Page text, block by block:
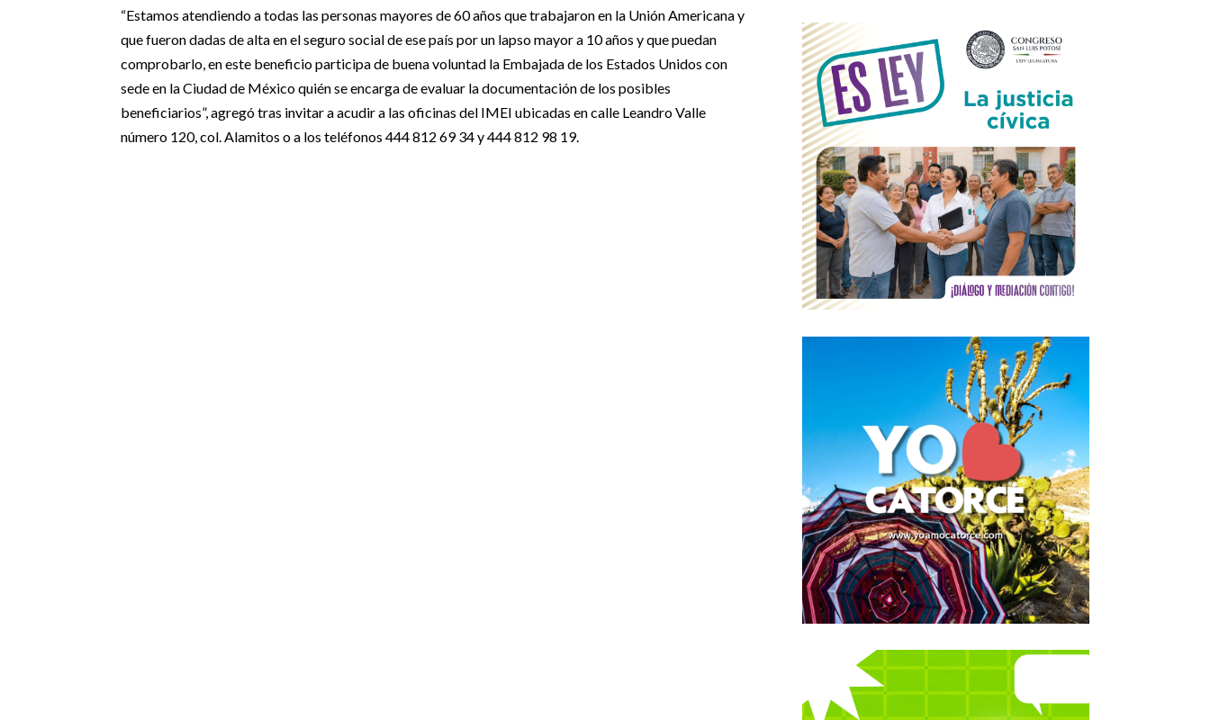
“Estamos atendiendo a todas las personas mayores de 60 años que trabajaron en la Unión Americana y
que fueron dadas de alta en el seguro social de ese país por un lapso mayor a 10 años y que puedan
comprobarlo, en este beneficio participa de buena voluntad la Embajada de los Estados Unidos con
sede en la Ciudad de México quién se encarga de evaluar la documentación de los posibles
beneficiarios”, agregó tras invitar a acudir a las oficinas del IMEI ubicadas en calle Leandro Valle
número 120, col. Alamitos o a los teléfonos 444 812 69 34 y 444 812 98 19.